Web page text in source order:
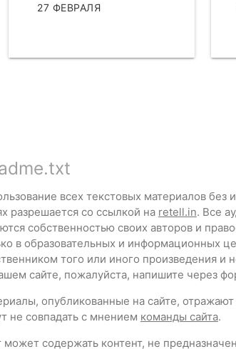
27 ФЕВРАЛЯ
всех текстовых материалов
разрешается со ссылкой на retell.in. Все
собственностью своих авторов и
в образовательных и информационных
того или иного произведения и
сайте, пожалуйста, напишите через
опубликованные на сайте,
не совпадать с мнением команды сайта.
может содержать контент, не